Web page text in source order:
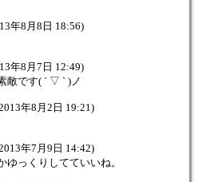
年8月8日 18:56)
年8月7日 12:49)
敵です( ´ ▽ ` )ノ
年8月2日 19:21)
年7月9日 14:42)
っくりしてていいね。